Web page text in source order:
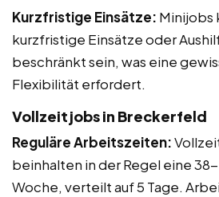
Kurzfristige Einsätze: Minijobs
kurzfristige Einsätze oder
beschränkt sein, was eine
Flexibilität erfordert.
Vollzeitjobs in Breckerfeld
Reguläre Arbeitszeiten:
beinhalten in der Regel eine
Woche, verteilt auf 5 Tage.